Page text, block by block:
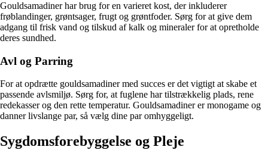
Gouldsamadiner har brug for en varieret kost, der inkluderer
frøblandinger, grøntsager, frugt og grøntfoder. Sørg for at give dem
adgang til frisk vand og tilskud af kalk og mineraler for at opretholde
deres sundhed.
Avl og Parring
For at opdrætte gouldsamadiner med succes er det vigtigt at skabe et
passende avlsmiljø. Sørg for, at fuglene har tilstrækkelig plads, rene
redekasser og den rette temperatur. Gouldsamadiner er monogame og
danner livslange par, så vælg dine par omhyggeligt.
Sygdomsforebyggelse og Pleje